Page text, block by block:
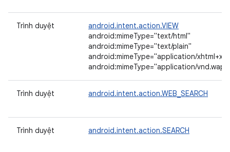
Trình duyệt
android.intent.action.VIEW
android:mimeType="text/html"
android:mimeType="text/plain"
android:mimeType="application/
android:mimeType="application/
Trình duyệt android.intent.action.WEB_SEARCH
Trình duyệt android.intent.action.SEARCH